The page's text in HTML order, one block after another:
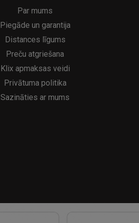
21.95€
Par mums
Piegāde un garantija
Distances līgums
Preču atgriešana
Klix apmaksas veidi
Privātuma politika
Sazināties ar mums